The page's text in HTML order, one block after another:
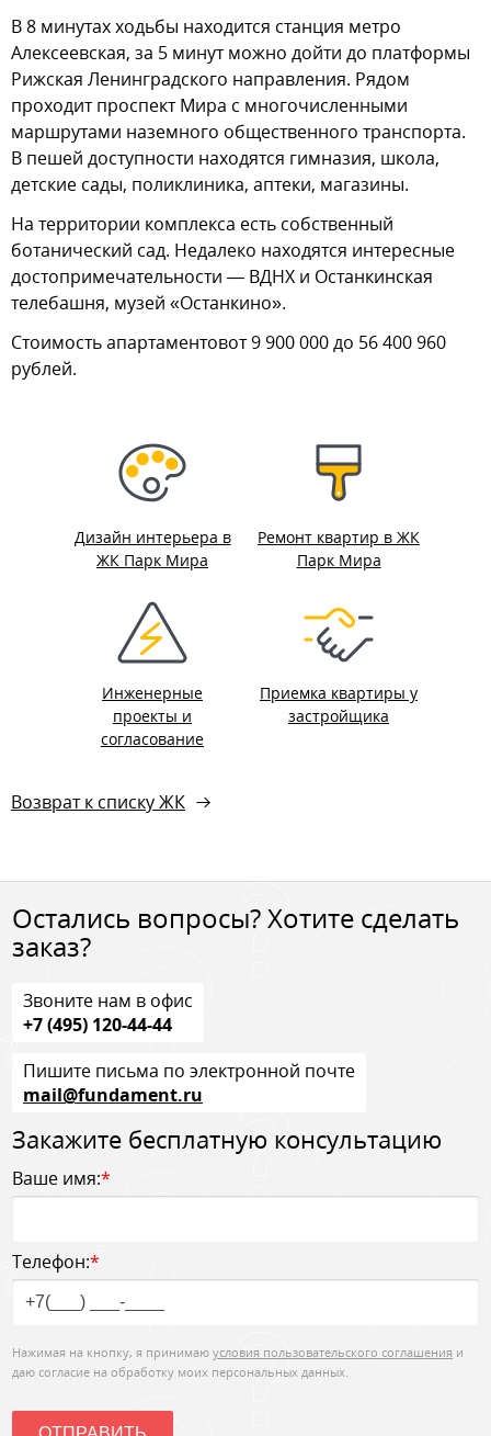
В 8 минутах ходьбы находится станция метро
Алексеевская, за 5 минут можно дойти до платформы
Рижская Ленинградского направления. Рядом
проходит проспект Мира с многочисленными
маршрутами наземного общественного транспорта.
В пешей доступности находятся гимназия, школа,
детские сады, поликлиника, аптеки, магазины.
На территории комплекса есть собственный
ботанический сад. Недалеко находятся интересные
достопримечательности — ВДНХ и Останкинская
телебашня, музей «Останкино».
Стоимость апартаментовот 9 900 000 до 56 400 960
рублей.
Дизайн интерьера в
ЖК Парк Мира
Ремонт квартир в ЖК
Парк Мира
Инженерные
проекты и
согласование
Приемка квартиры у
застройщика
Возврат к списку ЖК
Остались вопросы? Хотите сделать
заказ?
Звоните нам в офис
+7 (495) 120-44-44
Пишите письма по электронной почте
mail@fundament.ru
Закажите бесплатную консультацию
Ваше имя:*
Телефон:*
Нажимая на кнопку, я принимаю условия пользовательского соглашения и
даю согласие на обработку моих персональных данных.